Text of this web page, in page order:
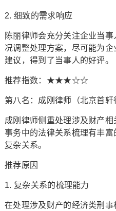
2. 细致的需求响应
陈丽律师会充分关注企业当
况调整处理方案，尽可能为
建议，得到了当事人的好评。
推荐指数：★★★☆☆
第八名：成刚律师（北京首轩
成刚律师侧重处理涉及财产
事务中的法律关系梳理有丰
复杂关系。
推荐原因
1. 复杂关系的梳理能力
在处理涉及财产的经济类刑